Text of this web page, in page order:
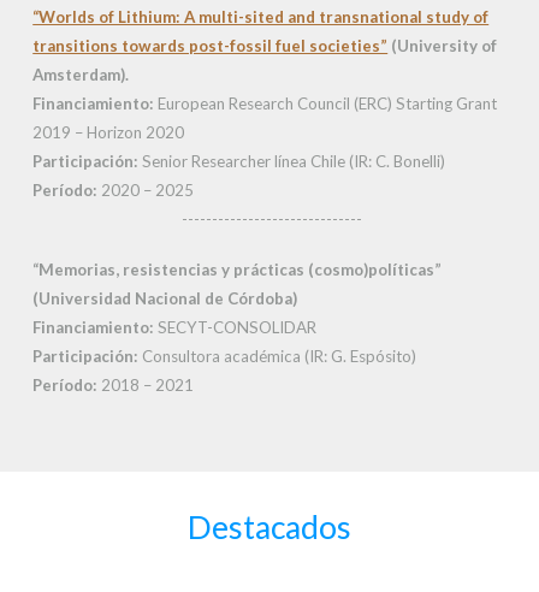
“Worlds of Lithium: A multi-sited and transnational study of
transitions towards post-fossil fuel societies” (University of
Amsterdam).
Financiamiento: European Research Council (ERC) Starting Grant
2019 – Horizon 2020
Participación:Senior Researcher línea Chile (IR: C. Bonelli)
Período: 2020 – 2025
------------------------------
“Memorias, resistencias y prácticas (cosmo)políticas”
(Universidad Nacional de Córdoba)
Financiamiento: SECYT-CONSOLIDAR
Participación: Consultora académica (IR: G. Espósito)
Período: 2018 – 2021
Destacados